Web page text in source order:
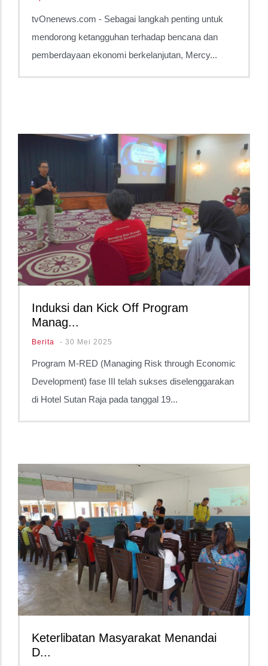
tvOnenews.com - Sebagai langkah penting untuk
mendorong ketangguhan terhadap bencana dan
pemberdayaan ekonomi berkelanjutan, Mercy...
Induksi dan Kick Off Program
Manag...
Berita - 30 Mei 2025
Program M-RED (Managing Risk through Economic
Development) fase III telah sukses diselenggarakan
di Hotel Sutan Raja pada tanggal 19...
Keterlibatan Masyarakat Menandai
D...